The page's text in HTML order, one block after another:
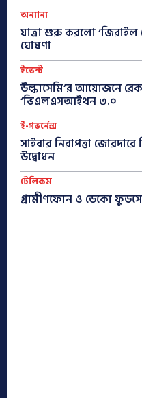
অন্যান্য
যাত্রা শুরু করলো ‘জিরাইল
ঘোষণা
ইভেন্ট
উল্কাসেমি’র আয়োজনে
‘ভিএলএসআইথন ৩.০
ই-গভর্নেন্স
সাইবার নিরাপত্তা
উদ্বোধন
টেলিকম
গ্রামীণফোন ও ডেকো